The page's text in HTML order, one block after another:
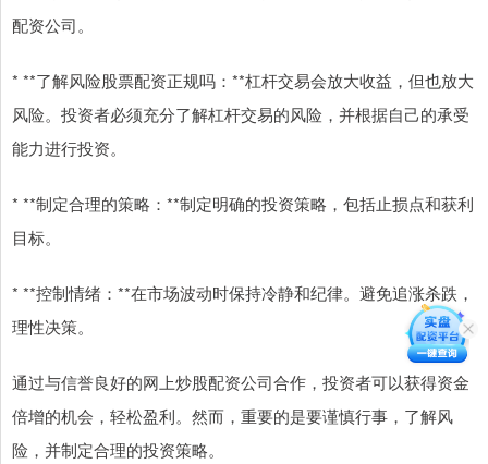
配资公司。
* **了解风险股票配资正规吗：**杠杆交易会放大收益，但也放大
风险。投资者必须充分了解杠杆交易的风险，并根据自己的承受
能力进行投资。
* **制定合理的策略：**制定明确的投资策略，包括止损点和获利
目标。
* **控制情绪：**在市场波动时保持冷静和纪律。避免追涨杀跌，
理性决策。
通过与信誉良好的网上炒股配资公司合作，投资者可以获得资金
倍增的机会，轻松盈利。然而，重要的是要谨慎行事，了解风
险，并制定合理的投资策略。